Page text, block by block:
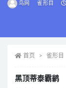
鸟网 雀形目
首页 雀形目
黑顶蒂泰霸鹟